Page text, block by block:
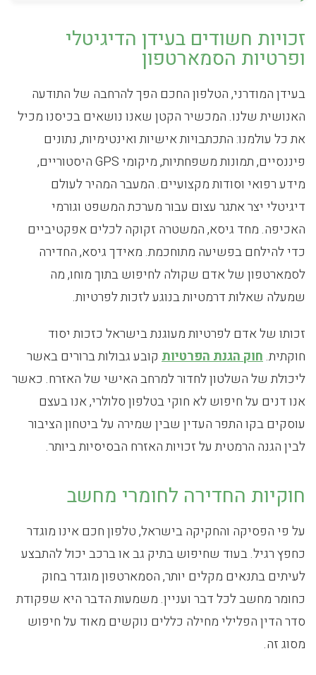
זכויות חשודים בעידן הדיגיטלי
ופרטיות הסמארטפון
בעידן המודרני, הטלפון החכם הפך להרחבה של התודעה
האנושית שלנו. המכשיר הקטן שאנו נושאים בכיסנו מכיל
את כל עולמנו: התכתבויות אישיות ואינטימיות, נתונים
פיננסיים, תמונות משפחתיות, מיקומי GPS היסטוריים,
מידע רפואי וסודות מקצועיים. המעבר המהיר לעולם
דיגיטלי יצר אתגר עצום עבור מערכת המשפט וגורמי
האכיפה. מחד גיסא, המשטרה זקוקה לכלים אפקטיביים
כדי להילחם בפשיעה מתוחכמת. מאידך גיסא, החדירה
לסמארטפון של אדם שקולה לחיפוש בתוך מוחו, מה
שמעלה שאלות דרמטיות בנוגע לזכות לפרטיות.
זכותו של אדם לפרטיות מעוגנת בישראל כזכות יסוד
חוקתית.חוק הגנת הפרטיות קובע גבולות ברורים באשר
ליכולת של השלטון לחדור למרחב האישי של האזרח. כאשר
אנו דנים על חיפוש לא חוקי בטלפון סלולרי, אנו בעצם
עוסקים בקו התפר העדין שבין שמירה על ביטחון הציבור
לבין הגנה הרמטית על זכויות האזרח הבסיסיות ביותר.
חוקיות החדירה לחומרי מחשב
על פי הפסיקה והחקיקה בישראל, טלפון חכם אינו מוגדר
כחפץ רגיל. בעוד שחיפוש בתיק גב או ברכב יכול להתבצע
לעיתים בתנאים מקלים יותר, הסמארטפון מוגדר בחוק
כחומר מחשב לכל דבר ועניין. משמעות הדבר היא שפקודת
סדר הדין הפלילי מחילה כללים נוקשים מאוד על חיפוש
מסוג זה.